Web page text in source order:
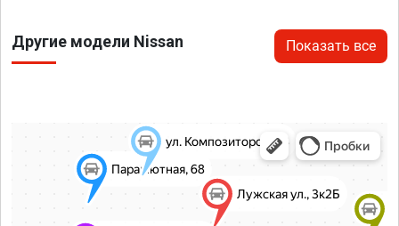
Другие модели Nissan Показать все